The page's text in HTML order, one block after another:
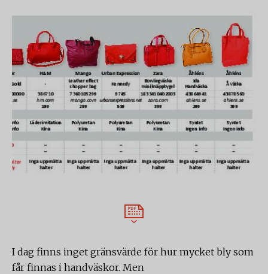
I dag finns inget gränsvärde för hur mycket bly som
får finnas i handväskor. Men